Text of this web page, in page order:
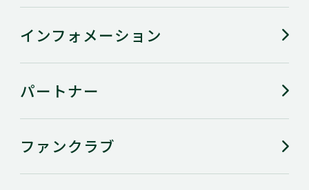
出没スポット 内緒
る瞬間
今年、克服し
インフォメーション
パートナー
ファンクラブ